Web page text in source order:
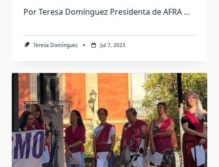
Por Teresa Domínguez Presidenta de AFRA ...
Teresa Domínguez Jul 7, 2023